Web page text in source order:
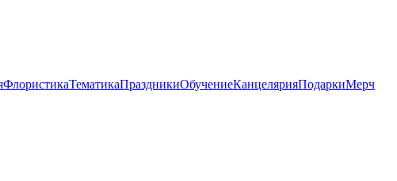
ФлористикаТематикаПраздникиОбучениеКанцелярияПодаркиМерч